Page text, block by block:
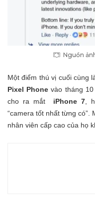
Nguồn
Một điểm thú vị cuối cùng
Pixel Phone vào tháng
cho ra mắt iPhone 7 ,
“camera tốt nhất từng có”.
nhân viên cấp cao của họ